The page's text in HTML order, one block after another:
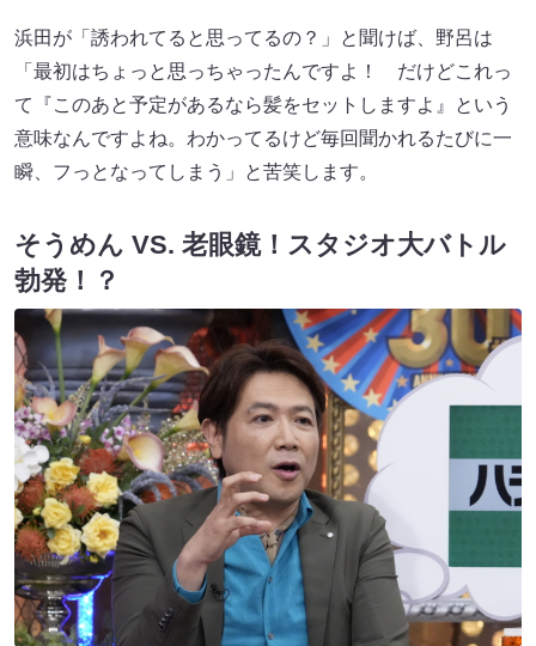
浜田が「誘われてると思ってるの？」と聞けば、野呂は
「最初はちょっと思っちゃったんですよ！ だけどこれっ
て『このあと予定があるなら髪をセットしますよ』という
意味なんですよね。わかってるけど毎回聞かれるたびに一
瞬、フっとなってしまう」と苦笑します。
そうめん VS. 老眼鏡！スタジオ大バトル
勃発！？